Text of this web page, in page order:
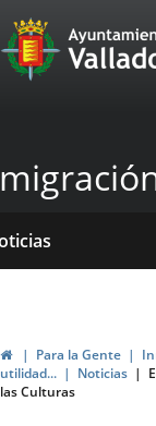
Portal
Web
de
Valladolid
HomePara la Gente
utilidad...
Noticias
las Culturas